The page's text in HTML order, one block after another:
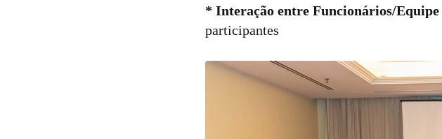
* Interação entre Funcionários/Equipe
participantes